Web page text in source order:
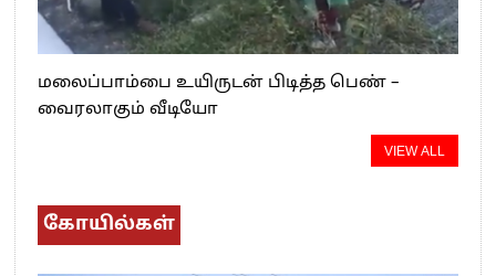
மலைப்பாம்பை உயிருடன் பிடித்த பெண் –
வைரலாகும் வீடியோ
VIEW ALL
கோயில்கள்